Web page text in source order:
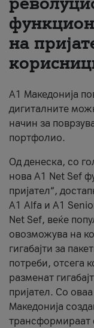
За нас
на
А1 Македонија
дигиталните
начин за
портфолио.
Од денеска, со
нова A1 Net Sef
пријател“,
А1 Alfa и A1
Net Sef, веќе
овозможува на
гигабајти за
потреби, отсега
разменат
пријател. Со
Македонија
трансформираат